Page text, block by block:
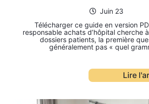
Juin 23
Télécharger ce guide en version
responsable achats d’hôpital cherche
dossiers patients, la première
généralement pas « quel
Lire